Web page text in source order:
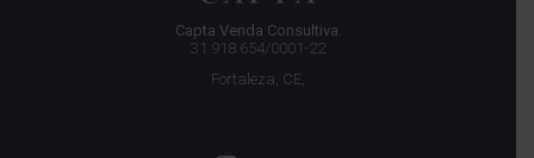
Capta Venda Consultiva.
31.918.654/0001-22
Fortaleza, CE,